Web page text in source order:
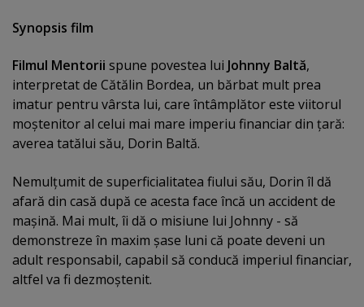
Synopsis film
Filmul Mentorii spune povestea lui Johnny Baltă,
interpretat de Cătălin Bordea, un bărbat mult prea
imatur pentru vârsta lui, care întâmplător este viitorul
moştenitor al celui mai mare imperiu financiar din ţară:
averea tatălui său, Dorin Baltă.
Nemulţumit de superficialitatea fiului său, Dorin îl dă
afară din casă după ce acesta face încă un accident de
maşină. Mai mult, îi dă o misiune lui Johnny - să
demonstreze în maxim şase luni că poate deveni un
adult responsabil, capabil să conducă imperiul financiar,
altfel va fi dezmoştenit.